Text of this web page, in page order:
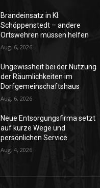
Brandeinsatz in Kl.
Schöppenstedt – andere
Ortswehren müssen helfen
Aug. 6, 2026
Ungewissheit bei der Nutzung
der Räumlichkeiten im
Dorfgemeinschaftshaus
Aug. 6, 2026
Neue Entsorgungsfirma setzt
auf kurze Wege und
persönlichen Service
Aug. 4, 2026